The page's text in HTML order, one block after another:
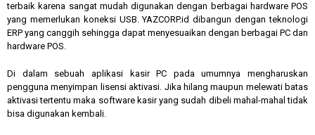
terbaik karena sangat mudah digunakan dengan berbagai hardware POS
yang memerlukan koneksi USB. YAZCORP.id dibangun dengan teknologi
ERP yang canggih sehingga dapat menyesuaikan dengan berbagai PC dan
hardware POS.
Di dalam sebuah aplikasi kasir PC pada umumnya mengharuskan
pengguna menyimpan lisensi aktivasi. Jika hilang maupun melewati batas
aktivasi tertentu maka software kasir yang sudah dibeli mahal-mahal tidak
bisa digunakan kembali.